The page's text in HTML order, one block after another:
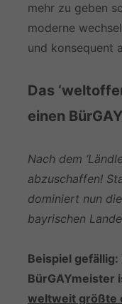
mehr zu geben
moderne
und konsequent
Das
einen
Nach dem
abzuschaffen!
dominiert nun
bayrischen
Beispiel
BürGAYmeister
weltweit größte